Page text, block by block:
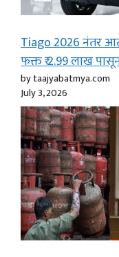
Tiago 2026 नंतर
फक्त ₹ 2.99 लाख
by taajyabatmya.com
July 3, 2026